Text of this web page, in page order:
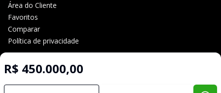
R$ 450.000,00
Área do Cliente
Favoritos
Comparar
Política de privacidade
Selo de Tecnologia Loft